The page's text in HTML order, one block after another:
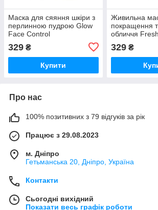
Маска для сяяння шкіри з
перлинною пудрою Glow
Face Control
329 ₴
Купити
Живильна
покращення
обличчя
329₴
Про нас
100% позитивних з 79 відгуків за рік
Працює з 29.08.2023
м. Дніпро
Гетьманська 20, Дніпро, Україна
Контакти
Сьогодні вихідний
Показати весь графік роботи